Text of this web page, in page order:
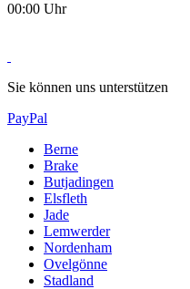
00:00 Uhr
Sie können uns unterstützen
PayPal
Berne
Brake
Butjadingen
Elsfleth
Jade
Lemwerder
Nordenham
Ovelgönne
Stadland